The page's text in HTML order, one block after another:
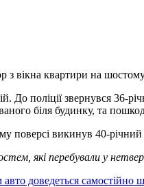
з вікна квартири на
До поліції звернувся
біля будинку, та
поверсі викинув 40-
які перебували у
доведеться самостійно